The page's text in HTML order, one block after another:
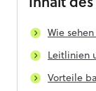
Inhalt des
Wie
Leitlinien
Vorteile